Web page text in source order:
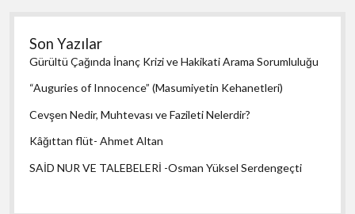
Son Yazılar
Gürültü Çağında İnanç Krizi ve Hakikati Arama Sorumluluğu
“Auguries of Innocence” (Masumiyetin Kehanetleri)
Cevşen Nedir, Muhtevası ve Fazileti Nelerdir?
Kâğıttan flüt- Ahmet Altan
SAİD NUR VE TALEBELERİ -Osman Yüksel Serdengeçti